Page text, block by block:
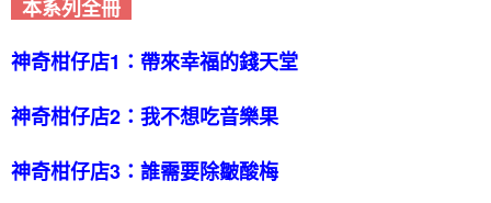
本系列全冊
神奇柑仔店1：帶來幸福的錢天堂
神奇柑仔店2：我不想吃音樂果
神奇柑仔店3：誰需要除皺酸梅